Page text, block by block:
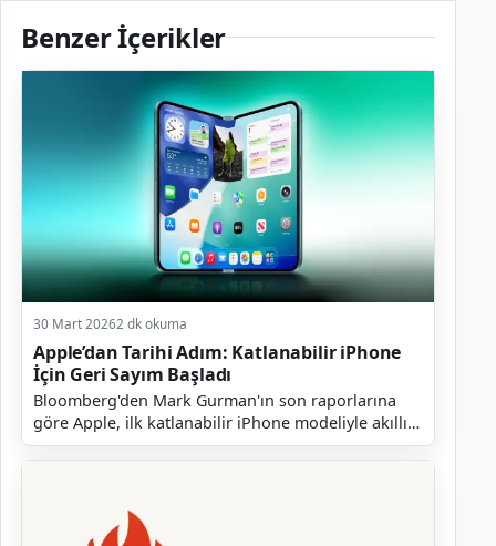
Benzer İçerikler
30 Mart 20262 dk okuma
Apple’dan Tarihi Adım: Katlanabilir iPhone
İçin Geri Sayım Başladı
Bloomberg'den Mark Gurman'ın son raporlarına
göre Apple, ilk katlanabilir iPhone modeliyle akıllı
telefon dünyasında taşları yerinden oynatmaya
hazırl...